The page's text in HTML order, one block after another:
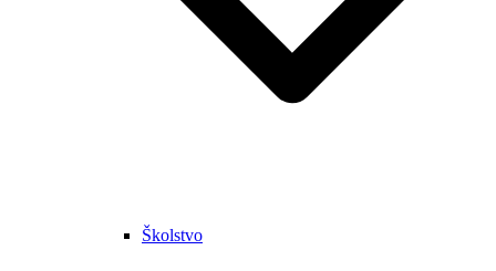
Školstvo